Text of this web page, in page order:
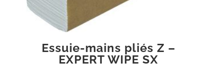
Essuie-mains pliés Z –
EXPERT WIPE SX